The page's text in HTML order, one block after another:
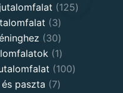
products
125125
33
products
3030
products
11
product
100100
paszta 77